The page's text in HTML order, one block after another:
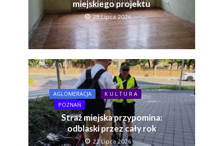
miejskiego projektu
29 Lipca 2026
AGLOMERACJA
K U L T U R A
POZNAŃ
Straż miejska przypomina:
odblaski przez cały rok
22 Lipca 2026